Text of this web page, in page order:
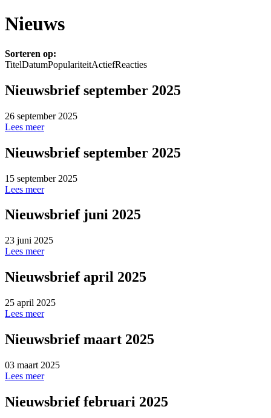
Nieuws
Sorteren op:
TitelDatumPopulariteitActiefReacties
Nieuwsbrief september 2025
26 september 2025
Lees meer
Nieuwsbrief september 2025
15 september 2025
Lees meer
Nieuwsbrief juni 2025
23 juni 2025
Lees meer
Nieuwsbrief april 2025
25 april 2025
Lees meer
Nieuwsbrief maart 2025
03 maart 2025
Lees meer
Nieuwsbrief februari 2025